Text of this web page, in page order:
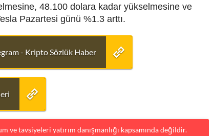
48.100 dolara kadar yükselmesine ve
Pazartesi günü %1.3 arttı.
- Kripto Sözlük Haber
ve tavsiyeleri yatırım danışmanlığı kapsamında değildir.